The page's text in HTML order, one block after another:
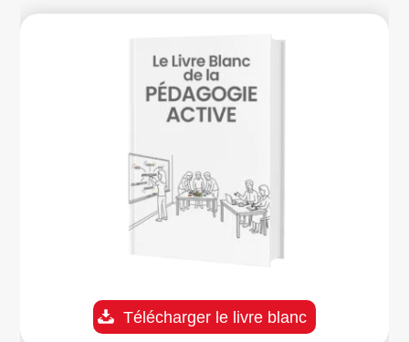
Télécharger le livre blanc